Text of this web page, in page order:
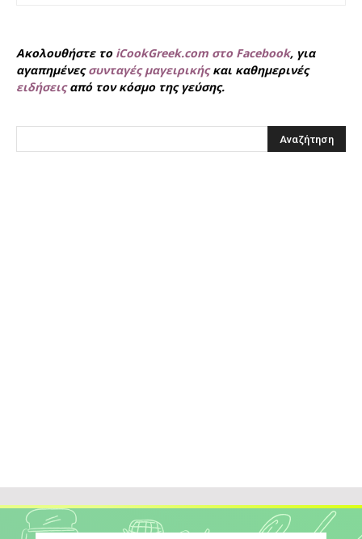
Ακολουθήστε το iCookGreek.com στο Facebook, για
αγαπημένεςσυνταγές μαγειρικήςκαι καθημερινές
ειδήσειςαπό τον κόσμο της γεύσης.